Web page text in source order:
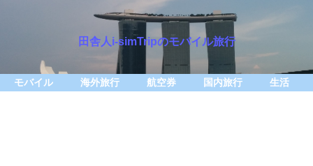
田舎人i-simTripのモバイル旅行
モバイル 海外旅行 航空券 国内旅行 生活